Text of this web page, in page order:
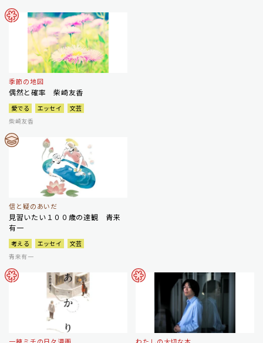
季節の地図
偶然と確率 柴崎友香
愛でる エッセイ
文芸
柴崎友香
信と疑のあいだ
見習いたい１００歳の達観 青来
有一
考える エッセイ
文芸
青来有一